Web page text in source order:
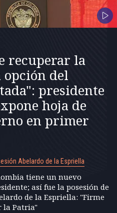
recuperar la
opción del
presidente
hoja de
en primer
Abelardo de la Espriella
tiene un nuevo
así fue la posesión de
de la Espriella: "Firme
la Patria"